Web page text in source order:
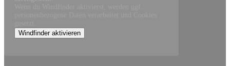
Windfinder aktivieren